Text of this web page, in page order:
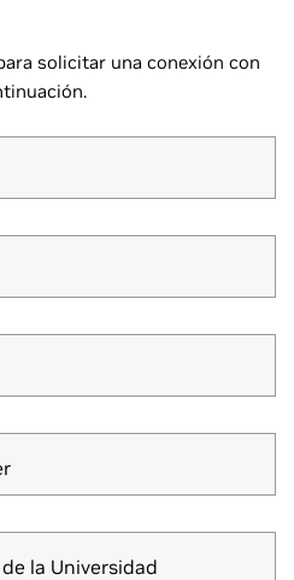
solicitar una conexión con
la Universidad